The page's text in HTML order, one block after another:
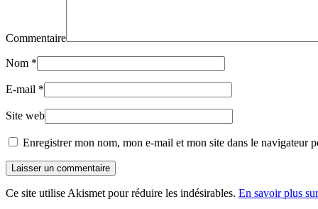
Commentaire
Nom *
E-mail *
Site web
Enregistrer mon nom, mon e-mail et mon site dans le navigateur
Laisser un commentaire
Ce site utilise Akismet pour réduire les indésirables. En savoir plus